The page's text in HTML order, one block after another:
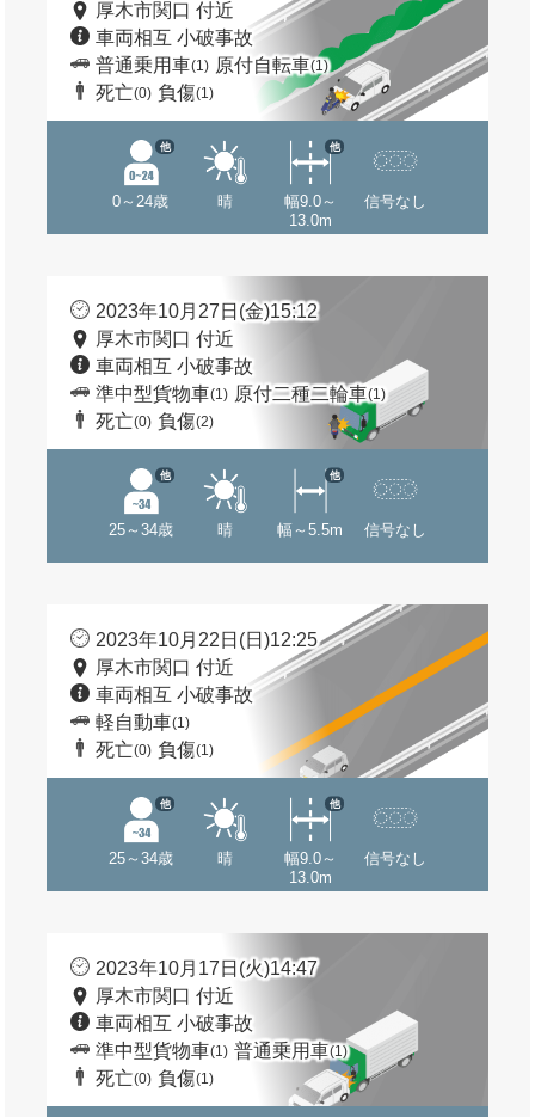
厚木市関口 付近
車両相互 小破事故
普通乗用車(1) 原付自転車(1)
死亡(0) 負傷(1)
0～24歳
他
晴
幅9.0～
13.0m
他
信号なし
2023年10月27日(金)15:12
厚木市関口 付近
車両相互 小破事故
準中型貨物車(1) 原付二種二輪車(1)
死亡(0) 負傷(2)
25～34歳
他
晴 幅～5.5m
他
信号なし
2023年10月22日(日)12:25
厚木市関口 付近
車両相互 小破事故
軽自動車(1)
死亡(0) 負傷(1)
25～34歳
他
晴
幅9.0～
13.0m
他
信号なし
2023年10月17日(火)14:47
厚木市関口 付近
車両相互 小破事故
準中型貨物車(1) 普通乗用車(1)
死亡(0) 負傷(1)